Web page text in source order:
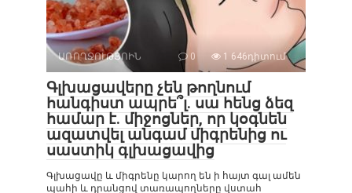
ԱՌՈՂՋՈՒԹՅՈԻՆ 0 1 646դիտում
Գլխացավերը չեն թողնում
հանգիստ ապրե՞լ. սա հենց ձեզ
համար է. միջոցներ, որ կօգնեն
ազատվել անգամ միգրենից ու
սաստիկ գլխացավից
Գլխացավը և միգրենը կարող են ի հայտ գալ ամեն
պահի և դրանցով տառապողները վստահ